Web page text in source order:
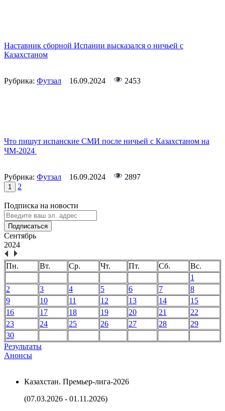
Наставник сборной Испании высказался о ничьей с
Казахстаном
Рубрика: Футзал 16.09.2024 2453
Что пишут испанские СМИ после ничьей с Казахстаном на
ЧМ-2024
Рубрика: Футзал 16.09.2024 2897
1 2
Подписка на новости
Подписаться
Сентябрь
2024
Пн. Вт. Ср. Чт. Пт. Сб.
Вс.
1
2
3 4 5 6 7
8
9
10 11 12 13 14
15
16
17 18 19 20 21
22
23
24 25 26 27 28
29
30
Результаты
Анонсы
Казахстан. Премьер-лига-2026
(07.03.2026 - 01.11.2026)